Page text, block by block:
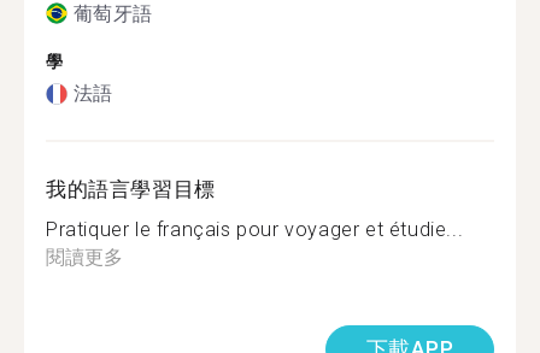
葡萄牙語
學
法語
我的語言學習目標
Pratiquer le français pour voyager et étudie...
閱讀更多